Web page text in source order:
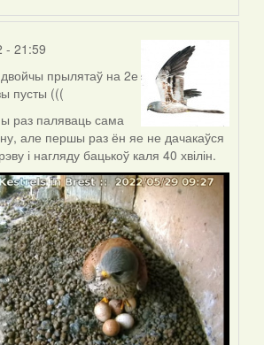
- 21:59
прылятаў на 2е
пусты (((
раз паляваць сама
але першы раз ён яе не дачакаўся
і нагляду бацькоў каля 40 хвілін.